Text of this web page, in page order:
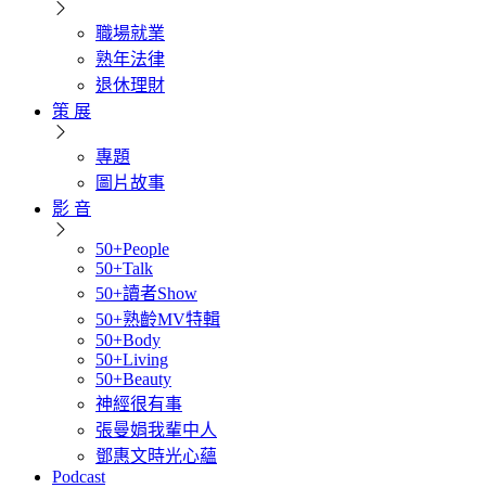
職場就業
熟年法律
退休理財
策 展
專題
圖片故事
影 音
50+People
50+Talk
50+讀者Show
50+熟齡MV特輯
50+Body
50+Living
50+Beauty
神經很有事
張曼娟我輩中人
鄧惠文時光心蘊
Podcast